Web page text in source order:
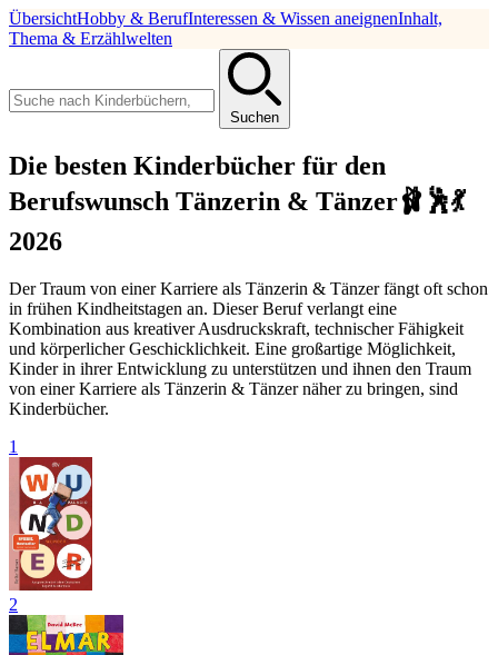
ÜbersichtHobby & BerufInteressen & Wissen aneignenInhalt,
Thema & Erzählwelten
Suchen
Die besten Kinderbücher für den
Berufswunsch Tänzerin & Tänzer🩰🕺💃
2026
Der Traum von einer Karriere als Tänzerin & Tänzer fängt oft schon
in frühen Kindheitstagen an. Dieser Beruf verlangt eine
Kombination aus kreativer Ausdruckskraft, technischer Fähigkeit
und körperlicher Geschicklichkeit. Eine großartige Möglichkeit,
Kinder in ihrer Entwicklung zu unterstützen und ihnen den Traum
von einer Karriere als Tänzerin & Tänzer näher zu bringen, sind
Kinderbücher.
1
2